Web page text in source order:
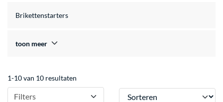
Brikettenstarters
toon meer
1-10 van 10 resultaten
Filters Sorteren